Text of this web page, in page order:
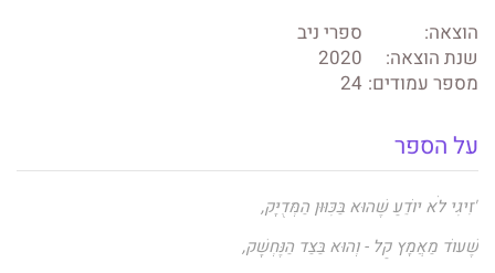
הוצאה:
ספרי ניב
שנת הוצאה:
2020
מספר עמודים: 24
על הספר
"זִיגִי לֹא יוֹדֵעַ שֶׁהוּא בַּכִּוּוּן הַמְּדֻיָּק,
שֶׁעוֹד מַאֲמָץ קַל - וְהוּא בַּצַּד הַנֶּחְשָׁק,